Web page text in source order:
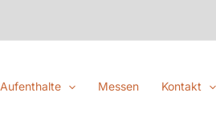
Aufenthalte Messen Kontakt